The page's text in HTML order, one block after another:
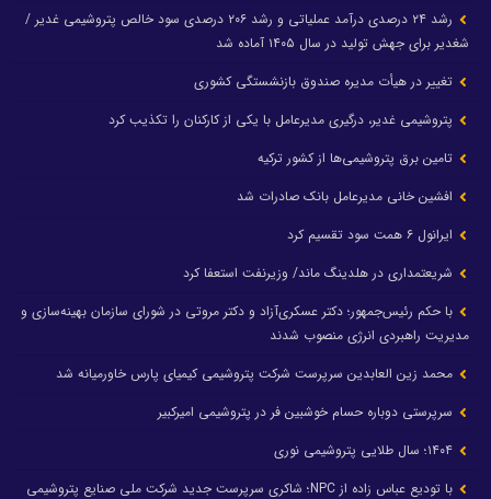
رشد ۲۴ درصدی درآمد عملیاتی و رشد ۲۰۶ درصدی سود خالص پتروشیمی غدیر /
شغدیر برای جهش تولید در سال ۱۴۰۵ آماده شد
تغییر در هیأت مدیره صندوق بازنشستگی کشوری
پتروشیمی غدیر، درگیری مدیرعامل با یکی از کارکنان را تکذیب کرد
تامین برق پتروشیمی‌ها از کشور ترکیه
افشین خانی مدیرعامل بانک صادرات شد
ایرانول ۶ همت سود تقسیم کرد
شریعتمداری در هلدینگ ماند/ وزیرنفت استعفا کرد
با حکم رئیس‌جمهور؛ دکتر عسکری‌آزاد و دکتر مروتی در شورای سازمان بهینه‌سازی و
مدیریت راهبردی انرژی منصوب شدند
محمد زین العابدین سرپرست شرکت پتروشیمی کیمیای پارس خاورمیانه شد
سرپرستی دوباره حسام خوشبین فر در پتروشیمی امیرکبیر
با تودیع عباس زاده از NPC؛ شاکری سرپرست جدید شرکت ملی صنایع پتروشیمی